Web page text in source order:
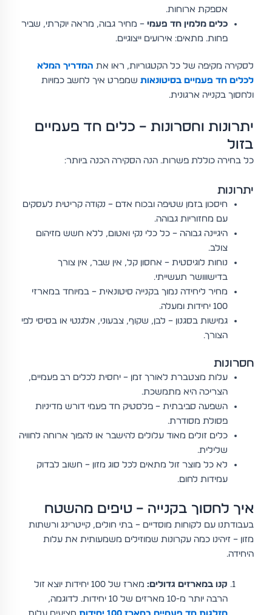
אספקת ארוחות.
כלים מלמין חד פעמי – מחיר גבוה, מראה יוקרתי, שביר
פחות. מתאים: אירועים ייצוגיים.
לסקירה מקיפה של כל הקטגוריות, ראו את המדריך המלא
לכלים חד פעמיים בסיטונאותשמפרט איך לחשב כמויות
ולחסוך בקנייה ארגונית.
יתרונות וחסרונות – כלים חד פעמיים
בזול
כל בחירה כוללת פשרות. הנה הסקירה הכנה ביותר:
יתרונות
חיסכון בזמן שטיפה ובכוח אדם – נקודה קריטית לעסקים
עם מחזוריות גבוהה.
היגיינה גבוהה – כל כלי נקי ואטום, ללא חשש מזיהום
צולב.
נוחות לוגיסטית – אחסון קל, אין שבר, אין צורך
בדישווושר תעשייתי.
מחיר ליחידה נמוך בקנייה סיטונאית – במיוחד במארזי
100 יחידות ומעלה.
גמישות בסגנון – לבן, שקוף, צבעוני, אלגנטי או בסיסי לפי
הצורך.
חסרונות
עלות מצטברת לאורך זמן – יחסית לכלים רב פעמיים,
הצריכה היא מתמשכת.
השפעה סביבתית – פלסטיק חד פעמי דורש מדיניות
פסולת מסודרת.
כלים זולים מאוד עלולים להישבר או להפוך ארוחה לחוויה
שלילית.
לא כל מוצר זול מתאים לכל סוג מזון – חשוב לבדוק
עמידות לחום.
איך לחסוך בקנייה – טיפים מהשטח
בעבודתנו עם לקוחות מוסדיים – בתי חולים, קייטרינג ורשתות
מזון – זיהינו כמה עקרונות שמוזילים משמעותית את עלות
היחידה.
קנו במארזים גדולים:
מארז של 100 יחידות יוצא זול
הרבה יותר מ-10 מארזים של 10 יחידות. לדוגמה,